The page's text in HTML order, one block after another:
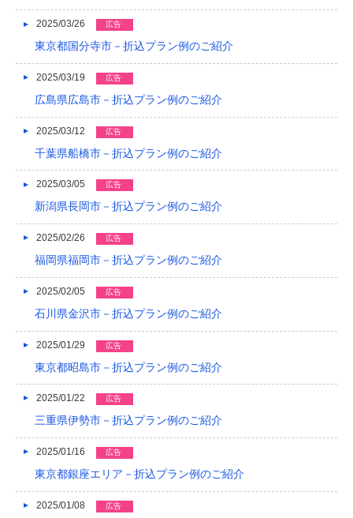
2015/06
2015/05
2015/01
2014/12
2014/08
2014/07
2014/06
2014/05
2014/04
2014/03
2014/01
2013/12
2025/03/26 広告
東京都国分寺市－折込プラン例のご紹介
2025/03/19 広告
広島県広島市－折込プラン例のご紹介
2025/03/12 広告
千葉県船橋市－折込プラン例のご紹介
2025/03/05 広告
新潟県長岡市－折込プラン例のご紹介
2025/02/26 広告
福岡県福岡市－折込プラン例のご紹介
2025/02/05 広告
石川県金沢市－折込プラン例のご紹介
2025/01/29 広告
東京都昭島市－折込プラン例のご紹介
2025/01/22 広告
三重県伊勢市－折込プラン例のご紹介
2025/01/16 広告
東京都銀座エリア－折込プラン例のご紹介
2025/01/08 広告